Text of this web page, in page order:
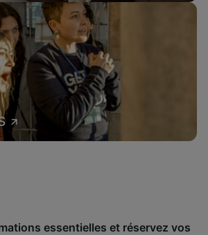
essentielles et réservez vos